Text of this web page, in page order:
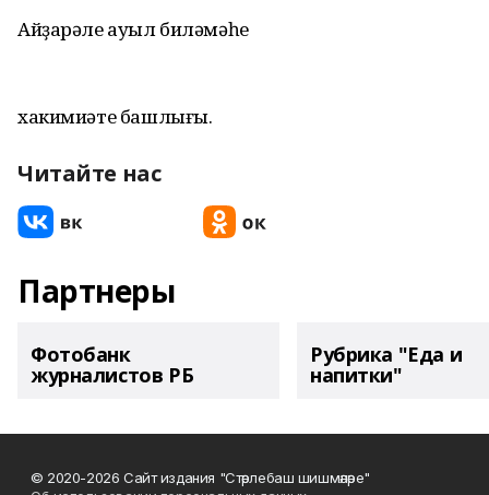
Айҙарәле ауыл биләмәһе
хакимиәте башлығы.
Читайте нас
Партнеры
Фотобанк
журналистов РБ
Рубрика "Еда и
напитки"
© 2020-2026 Сайт издания "Стәрлебаш шишмәләре"